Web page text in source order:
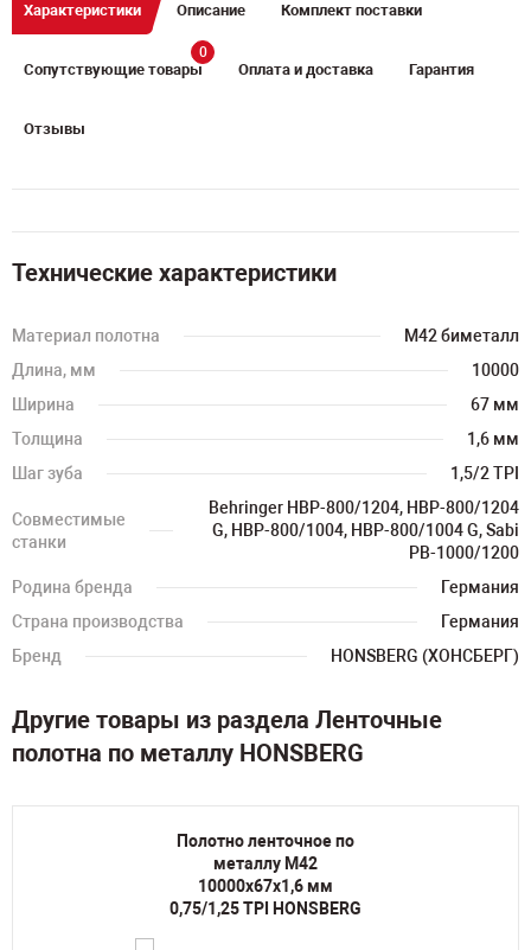
Характеристики Описание Комплект поставки
Сопутствующие товары
0
Оплата и доставка Гарантия
Отзывы
Технические характеристики
Материал полотна
M42 биметалл
Длина, мм
10000
Ширина
67 мм
Толщина
1,6 мм
Шаг зуба
1,5/2 TPI
Совместимые
станки
Behringer HBP-800/1204, HBP-800/1204
G, HBP-800/1004, HBP-800/1004 G, Sabi
PB-1000/1200
Родина бренда
Германия
Страна производства
Германия
Бренд
HONSBERG (ХОНСБЕРГ)
Другие товары из раздела Ленточные
полотна по металлу HONSBERG
Полотно ленточное по
металлу M42
10000х67х1,6 мм
0,75/1,25 TPI HONSBERG